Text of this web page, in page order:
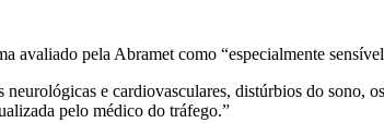
avaliado pela Abramet como “especialmente
e cardiovasculares, distúrbios do sono,
pelo médico do tráfego.”